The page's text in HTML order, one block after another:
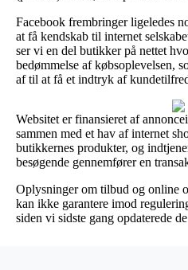
Facebook frembringer ligeledes
at få kendskab til internet
ser vi en del butikker på nettet
bedømmelse af købsoplevelsen,
af til at få et indtryk af
Websitet er finansieret af
sammen med et hav af internet
butikkernes produkter, og
besøgende gennemfører en
Oplysninger om tilbud og online
kan ikke garantere imod
siden vi sidste gang opdaterede